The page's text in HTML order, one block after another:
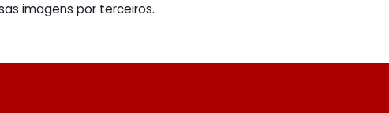
imagens por terceiros.